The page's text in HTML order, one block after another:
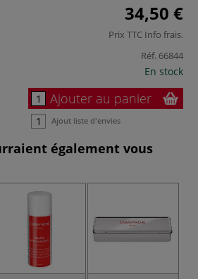
34,50 €
Prix TTC Info frais.
Réf. 66844
En stock
Ajouter au panier
Ajout liste d'envies
également vous